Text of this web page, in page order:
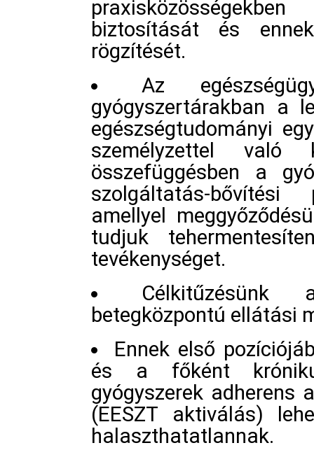
biztosítását és
rögzítését.
Az
gyógyszertárakban a
egészségtudományi
személyzettel való
összefüggésben a
szolgáltatás-bővítési
amellyel
tudjuk
tevékenységet.
Célkitűzésünk
betegközpontú ellátási
Ennek első
és a főként
gyógyszerek adherens
(EESZT aktiválás)
halaszthatatlannak.